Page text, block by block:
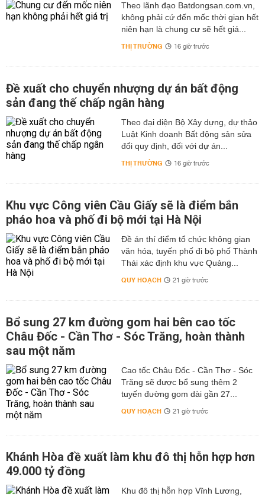
Theo lãnh đạo Batdongsan.com.vn,
không phải cứ đến mốc thời gian hết
niên hạn là chung cư sẽ hết giá...
THỊ TRƯỜNG 16 giờ trước
Đề xuất cho chuyển nhượng dự án bất động
sản đang thế chấp ngân hàng
Theo đại diện Bộ Xây dựng, dự thảo
Luật Kinh doanh Bất động sản sửa
đổi quy định, đối với dự án...
THỊ TRƯỜNG 16 giờ trước
Khu vực Công viên Cầu Giấy sẽ là điểm bắn
pháo hoa và phố đi bộ mới tại Hà Nội
Đề án thí điểm tổ chức không gian
văn hóa, tuyến phố đi bộ phố Thành
Thái xác định khu vực Quảng...
QUY HOẠCH 21 giờ trước
Bổ sung 27 km đường gom hai bên cao tốc
Châu Đốc - Cần Thơ - Sóc Trăng, hoàn thành
sau một năm
Cao tốc Châu Đốc - Cần Thơ - Sóc
Trăng sẽ được bổ sung thêm 2
tuyến đường gom dài gần 27...
QUY HOẠCH 21 giờ trước
Khánh Hòa đề xuất làm khu đô thị hỗn hợp hơn
49.000 tỷ đồng
Khu đô thị hỗn hợp Vĩnh Lương,